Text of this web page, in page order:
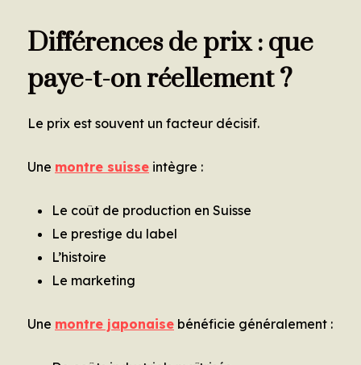
Différences de prix : que
paye-t-on réellement ?
Le prix est souvent un facteur décisif.
Une montre suisse intègre :
Le coût de production en Suisse
Le prestige du label
L’histoire
Le marketing
Une montre japonaise bénéficie généralement :